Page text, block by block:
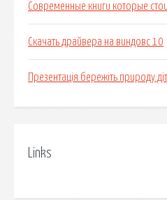
Современные книги которые
Скачать драйвера на виндовс 10
Презентація бережіть природу
Links